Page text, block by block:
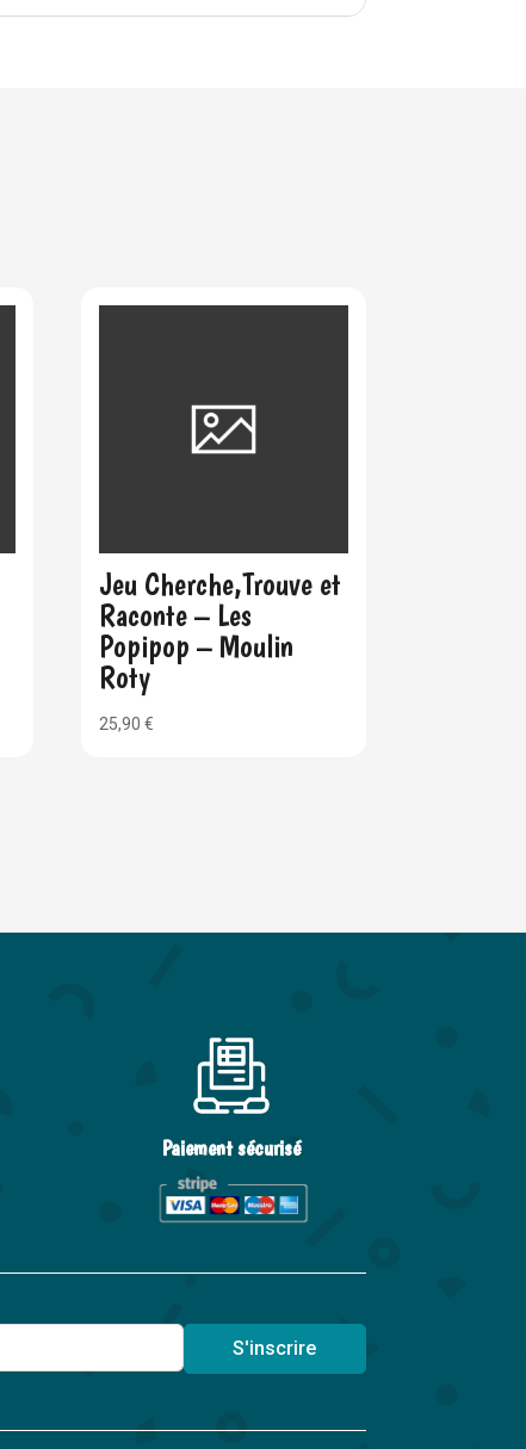
Jeu Cherche,Trouve et
Raconte – Les
Popipop – Moulin
Roty
25,90€
Paiement sécurisé
S'inscrire